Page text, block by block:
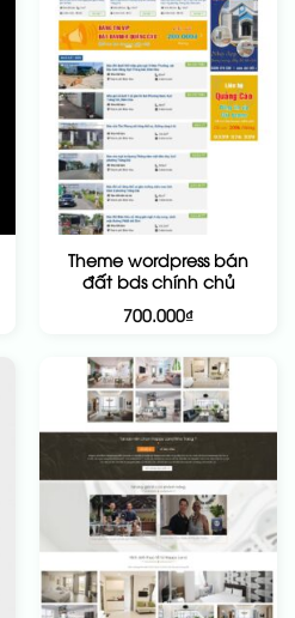
Theme wordpress bán
đất bds chính chủ
700.000₫